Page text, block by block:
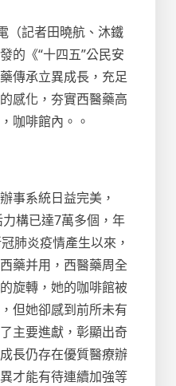
記者田曉航、沐鐵
的《“十四五”公民安
傳承立異成長，充足
感化，夯實西醫藥高
咖啡館內。。
系統日益完美，
構已達7萬多個，年
肺炎疫情產生以來，
藥并用，西醫藥周全
旋轉，她的咖啡館被
但她卻感到前所未有
主要進獻，彰顯出奇
長仍存在優質醫療辦
才能有待連續加強等